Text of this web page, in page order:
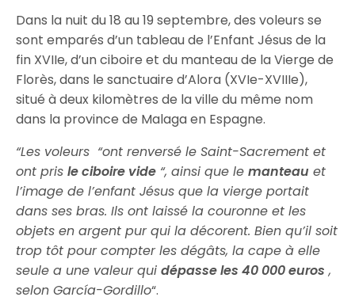
Dans la nuit du 18 au 19 septembre, des voleurs se
sont emparés d’un tableau de l’Enfant Jésus de la
fin XVIIe, d’un ciboire et du manteau de la Vierge de
Florès, dans le sanctuaire d’Alora (XVIe-XVIIIe),
situé à deux kilomètres de la ville du même nom
dans la province de Malaga en Espagne.
“Les voleurs “ont renversé le Saint-Sacrement et
ont prisle ciboire vide “, ainsi que lemanteau et
l’image de l’enfant Jésus que la vierge portait
dans ses bras. Ils ont laissé la couronne et les
objets en argent pur qui la décorent. Bien qu’il soit
trop tôt pour compter les dégâts, la cape à elle
seule a une valeur quidépasse les 40 000 euros ,
selon García-Gordillo“.